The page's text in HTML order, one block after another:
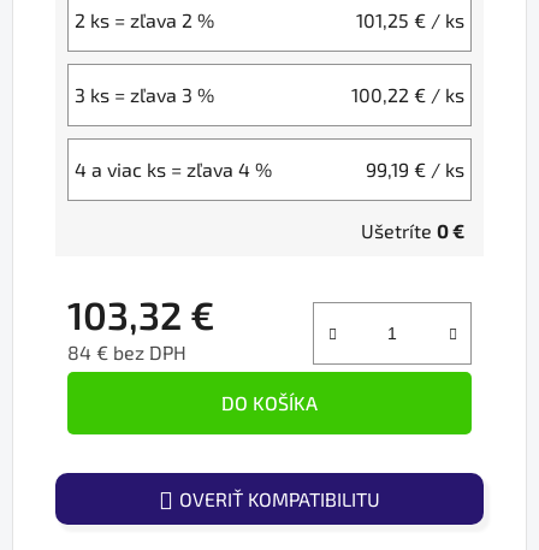
2 ks = zľava 2 % 101,25 € / ks
3 ks = zľava 3 % 100,22 € / ks
4 a viac ks = zľava 4 % 99,19 € / ks
Ušetríte 0 €
103,32 €
84 € bez DPH
DO KOŠÍKA
OVERIŤ KOMPATIBILITU